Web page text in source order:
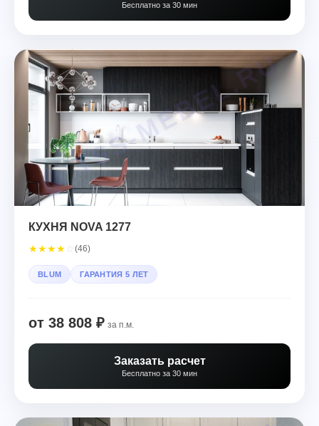
Бесплатно за 30 мин
КУХНЯ NOVA 1277
★★★★ (46)
BLUM ГАРАНТИЯ 5 ЛЕТ
от 38 808 ₽ за п.м.
Заказать расчет
Бесплатно за 30 мин